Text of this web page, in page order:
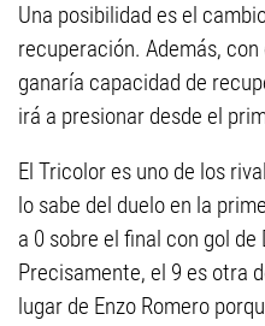
Una posibilidad es el
recuperación. Además,
ganaría capacidad de
irá a presionar desde el
El Tricolor es uno de los
lo sabe del duelo en la
a 0 sobre el final con gol de
Precisamente, el 9 es otra
lugar de Enzo Romero